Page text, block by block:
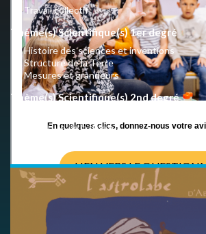
Travail collectif
Thème(s) Scientifique(s) 1er degré
Histoire des sciences et inventions
Structure de la Terre
Mesures et grandeurs
Thème(s) Scientifique(s) 2nd degré
Structure de la Terre
En quelques clics, donnez-nous votre
LIEN VERS LE